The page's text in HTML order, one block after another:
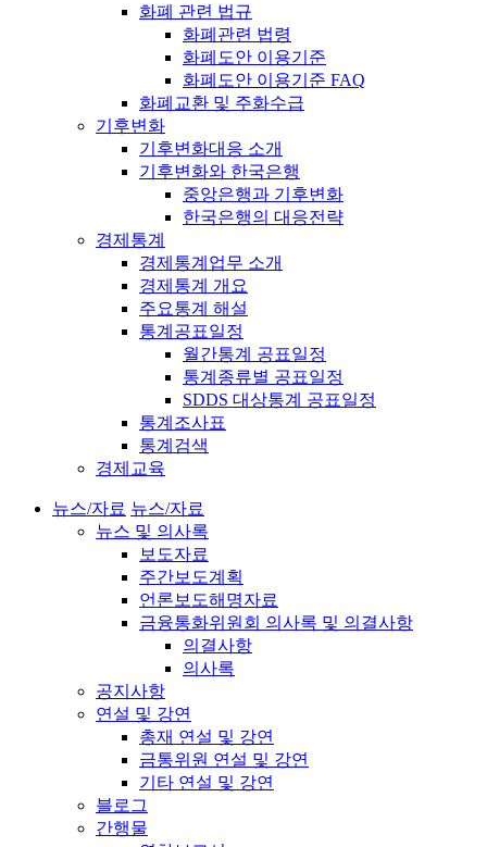
화폐 관련 법규
화폐관련 법령
화폐도안 이용기준
화폐도안 이용기준 FAQ
화폐교환 및 주화수급
기후변화
기후변화대응 소개
기후변화와 한국은행
중앙은행과 기후변화
한국은행의 대응전략
경제통계
경제통계업무 소개
경제통계 개요
주요통계 해설
통계공표일정
월간통계 공표일정
통계종류별 공표일정
SDDS 대상통계 공표일정
통계조사표
통계검색
경제교육
뉴스/자료 뉴스/자료
뉴스 및 의사록
보도자료
주간보도계획
언론보도해명자료
금융통화위원회 의사록 및 의결사항
의결사항
의사록
공지사항
연설 및 강연
총재 연설 및 강연
금통위원 연설 및 강연
기타 연설 및 강연
블로그
간행물